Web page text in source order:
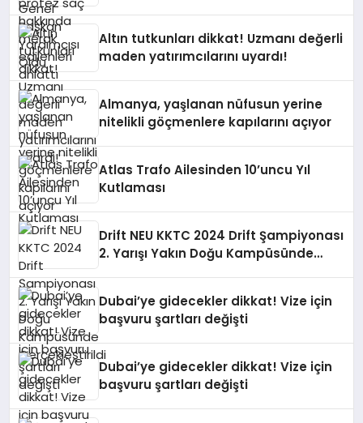
Altın tutkunları dikkat! Uzmanı değerli
maden yatırımcılarını uyardı!
Almanya, yaşlanan nüfusun yerine
nitelikli göçmenlere kapılarını açıyor
Atlas Trafo Ailesinden 10’uncu Yıl
Kutlaması
Drift NEU KKTC 2024 Drift Şampiyonası
2. Yarışı Yakın Doğu Kampüsünde
Dubai’ye gidecekler dikkat! Vize için
başvuru şartları değişti
Dubai’ye gidecekler dikkat! Vize için
başvuru şartları değişti